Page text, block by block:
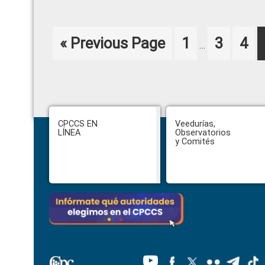
« Go
Previous Page Page
1
pages
… Page
3 4
Footer
CPCCS EN
LÍNEA
Veedurías,
Observatorios
y Comités